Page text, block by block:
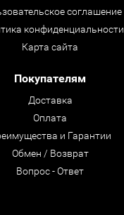
соглашение
конфиденциальности
Карта сайта
Покупателям
Доставка
Оплата
и Гарантии
Обмен / Возврат
Вопрос - Ответ